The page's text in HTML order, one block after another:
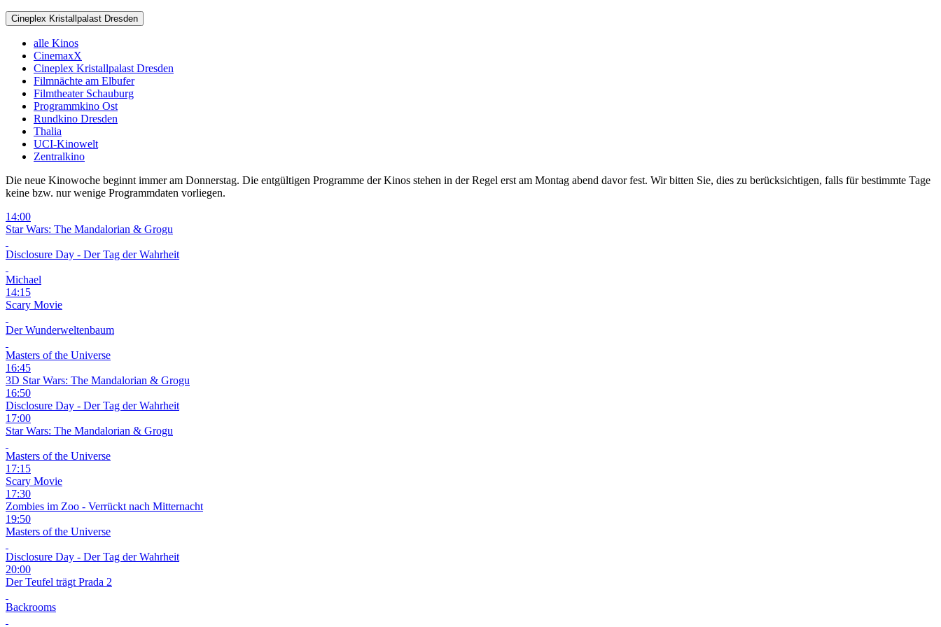
Cineplex Kristallpalast Dresden
alle Kinos
CinemaxX
Cineplex Kristallpalast Dresden
Filmnächte am Elbufer
Filmtheater Schauburg
Programmkino Ost
Rundkino Dresden
Thalia
UCI-Kinowelt
Zentralkino
Die neue Kinowoche beginnt immer am Donnerstag. Die entgültigen Programme der Kinos stehen in der Regel erst am Montag abend davor fest. Wir bitten Sie, dies zu berücksichtigen, falls für bestimmte Tage
keine bzw. nur wenige Programmdaten vorliegen.
14:00
Star Wars: The Mandalorian & Grogu
Disclosure Day - Der Tag der Wahrheit
Michael
14:15
Scary Movie
Der Wunderweltenbaum
Masters of the Universe
16:45
3D Star Wars: The Mandalorian & Grogu
16:50
Disclosure Day - Der Tag der Wahrheit
17:00
Star Wars: The Mandalorian & Grogu
Masters of the Universe
17:15
Scary Movie
17:30
Zombies im Zoo - Verrückt nach Mitternacht
19:50
Masters of the Universe
Disclosure Day - Der Tag der Wahrheit
20:00
Der Teufel trägt Prada 2
Backrooms